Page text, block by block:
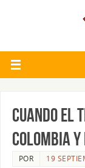
CUANDO EL
COLOMBIA
POR 19